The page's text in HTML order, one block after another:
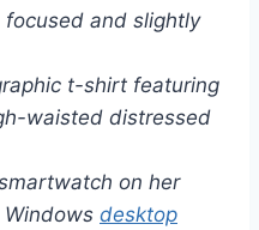
and slightly
t-shirt featuring
waisted distressed
on her
desktop